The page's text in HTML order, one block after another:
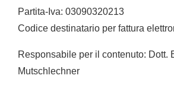
Partita-Iva: 03090320213
Codice destinatario per fattura
Responsabile per il contenuto: Dott.
Mutschlechner